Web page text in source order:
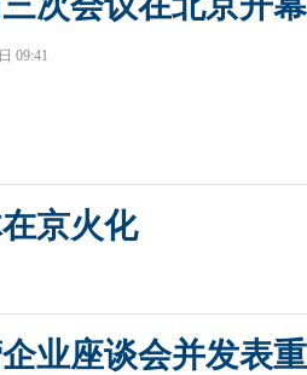
09:41
京火化
业座谈会并发表